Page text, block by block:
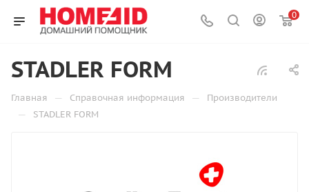
0
STADLER FORM
Главная — Справочная информация — Производители
— STADLER FORM